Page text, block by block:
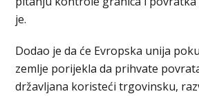
je.
Dodao je da će Evropska unija
zemlje porijekla da prihvate
državljana koristeći trgovinsku,